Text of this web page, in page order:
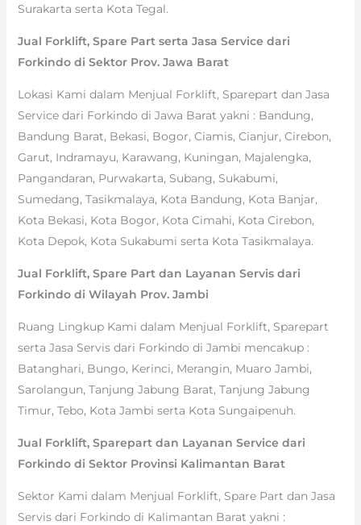
Surakarta serta Kota Tegal.
Jual Forklift, Spare Part serta Jasa Service dari
Forkindo di Sektor Prov. Jawa Barat
Lokasi Kami dalam Menjual Forklift, Sparepart dan Jasa
Service dari Forkindo di Jawa Barat yakni : Bandung,
Bandung Barat, Bekasi, Bogor, Ciamis, Cianjur, Cirebon,
Garut, Indramayu, Karawang, Kuningan, Majalengka,
Pangandaran, Purwakarta, Subang, Sukabumi,
Sumedang, Tasikmalaya, Kota Bandung, Kota Banjar,
Kota Bekasi, Kota Bogor, Kota Cimahi, Kota Cirebon,
Kota Depok, Kota Sukabumi serta Kota Tasikmalaya.
Jual Forklift, Spare Part dan Layanan Servis dari
Forkindo di Wilayah Prov. Jambi
Ruang Lingkup Kami dalam Menjual Forklift, Sparepart
serta Jasa Servis dari Forkindo di Jambi mencakup :
Batanghari, Bungo, Kerinci, Merangin, Muaro Jambi,
Sarolangun, Tanjung Jabung Barat, Tanjung Jabung
Timur, Tebo, Kota Jambi serta Kota Sungaipenuh.
Jual Forklift, Sparepart dan Layanan Service dari
Forkindo di Sektor Provinsi Kalimantan Barat
Sektor Kami dalam Menjual Forklift, Spare Part dan Jasa
Servis dari Forkindo di Kalimantan Barat yakni :